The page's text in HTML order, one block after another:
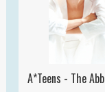
A*Teens - The